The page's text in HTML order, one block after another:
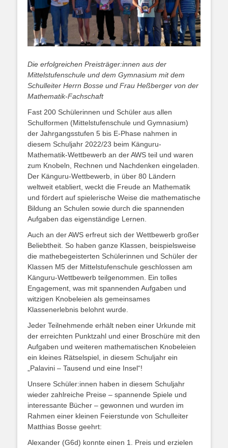
Die erfolgreichen Preisträger:innen aus der
Mittelstufenschule und dem Gymnasium mit dem
Schulleiter Herrn Bosse und Frau Heßberger von der
Mathematik-Fachschaft
Fast 200 Schülerinnen und Schüler aus allen
Schulformen (Mittelstufenschule und Gymnasium)
der Jahrgangsstufen 5 bis E-Phase nahmen in
diesem Schuljahr 2022/23 beim Känguru-
Mathematik-Wettbewerb an der AWS teil und waren
zum Knobeln, Rechnen und Nachdenken eingeladen.
Der Känguru-Wettbewerb, in über 80 Ländern
weltweit etabliert, weckt die Freude an Mathematik
und fördert auf spielerische Weise die mathematische
Bildung an Schulen sowie durch die spannenden
Aufgaben das eigenständige Lernen.
Auch an der AWS erfreut sich der Wettbewerb großer
Beliebtheit. So haben ganze Klassen, beispielsweise
die mathebegeisterten Schülerinnen und Schüler der
Klassen M5 der Mittelstufenschule geschlossen am
Känguru-Wettbewerb teilgenommen. Ein tolles
Engagement, was mit spannenden Aufgaben und
witzigen Knobeleien als gemeinsames
Klassenerlebnis belohnt wurde.
Jeder Teilnehmende erhält neben einer Urkunde mit
der erreichten Punktzahl und einer Broschüre mit den
Aufgaben und weiteren mathematischen Knobeleien
ein kleines Rätselspiel, in diesem Schuljahr ein
„Palavini – Tausend und eine Insel“!
Unsere Schüler:innen haben in diesem Schuljahr
wieder zahlreiche Preise – spannende Spiele und
interessante Bücher – gewonnen und wurden im
Rahmen einer kleinen Feierstunde von Schulleiter
Matthias Bosse geehrt:
Alexander (G6d) konnte einen 1. Preis und erzielen